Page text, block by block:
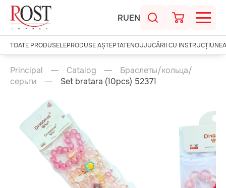
RUEN
TOATE PRODUSELEPRODUSE AȘTEPTATENOUJUCĂRII CU
Principal Catalog
Браслеты/кольца/
серьги
Set bratara (10pcs) 52371